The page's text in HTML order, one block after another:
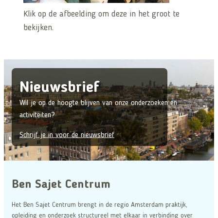
Klik op de afbeelding om deze in het groot te
bekijken.
Nieuwsbrief
Wil je op de hoogte blijven van onze onderzoeken en
activiteiten?
Schrijf je in voor de nieuwsbrief
Ben Sajet Centrum
Het Ben Sajet Centrum brengt in de regio Amsterdam praktijk,
opleiding en onderzoek structureel met elkaar in verbinding over